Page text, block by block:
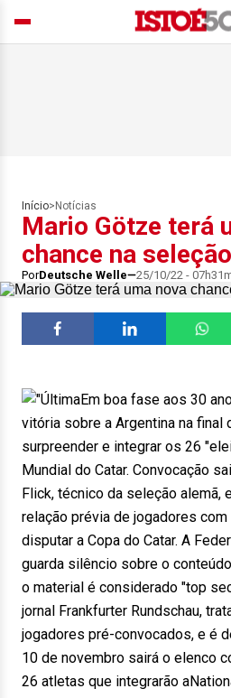
Início> Notícias
Mario Götze terá
chance na
PorDeutsche Welle 25/10/22 -
Em boa fase aos 30
vitória sobre a Argentina na final
surpreender e integrar os 26
Mundial do Catar. Convocação
Flick, técnico da seleção alemã,
relação prévia de jogadores
disputar a Copa do Catar. A
guarda silêncio sobre o
o material é considerado "top
jornal Frankfurter Rundschau,
jogadores pré-convocados, e é
10 de novembro sairá o elenco
26 atletas que integrarão